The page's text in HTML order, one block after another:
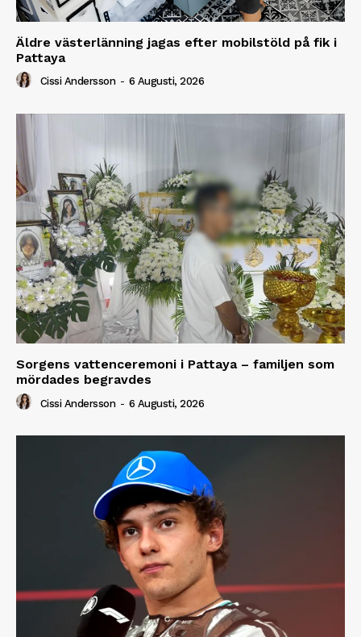
Äldre västerlänning jagas efter mobilstöld på fik i
Pattaya
Cissi Andersson - 6 Augusti, 2026
Sorgens vattenceremoni i Pattaya – familjen som
mördades begravdes
Cissi Andersson - 6 Augusti, 2026